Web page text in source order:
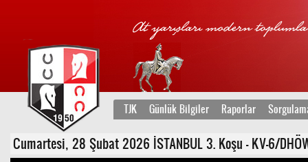
TJK Günlük Bilgiler Raporlar
Cumartesi, 28 Şubat 2026 İSTANBUL 3. Koşu - KV-6/